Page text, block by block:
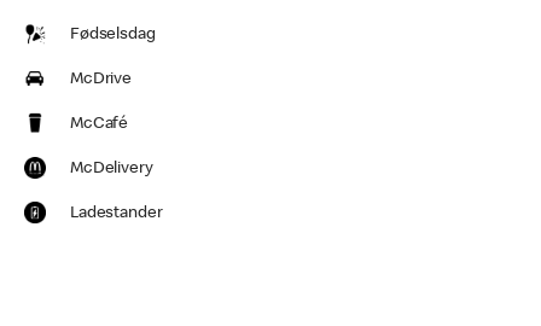
Fødselsdag
McDrive
McCafé
McDelivery
Ladestander